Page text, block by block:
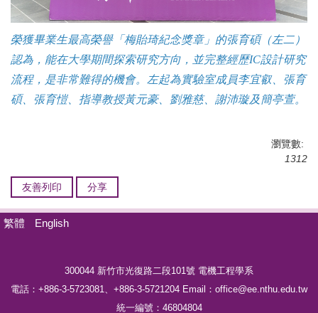
榮獲畢業生最高榮譽「梅貽琦紀念獎章」的張育碩（左二）
認為，能在大學期間探索研究方向，並完整經歷IC設計研究
流程，是非常難得的機會。左起為實驗室成員李宜叡、張育
碩、張育愷、指導教授黃元豪、劉雅慈、謝沛璇及簡亭萱。
瀏覽數:
1312
友善列印 分享
繁體 English
300044 新竹市光復路二段101號 電機工程學系
電話： +886-3-5723081、 +886-3-5721204 Email：office@ee.nthu.edu.tw
統一編號：46804804